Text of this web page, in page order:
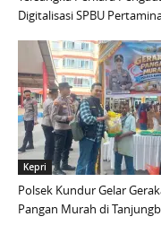
Digitalisasi SPBU
Kepri
Polsek Kundur Gelar
Pangan Murah di